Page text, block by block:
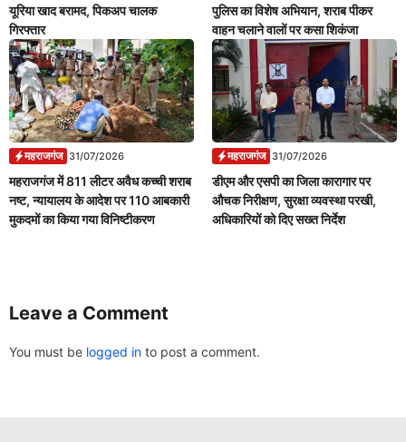
यूरिया खाद बरामद, पिकअप चालक
गिरफ्तार
पुलिस का विशेष अभियान, शराब पीकर
वाहन चलाने वालों पर कसा शिकंजा
महराजगंज 31/07/2026
महराजगंज में 811 लीटर अवैध कच्ची शराब
नष्ट, न्यायालय के आदेश पर 110 आबकारी
मुकदमों का किया गया विनिष्टीकरण
महराजगंज 31/07/2026
डीएम और एसपी का जिला कारागार पर
औचक निरीक्षण, सुरक्षा व्यवस्था परखी,
अधिकारियों को दिए सख्त निर्देश
Leave a Comment
You must be logged in to post a comment.